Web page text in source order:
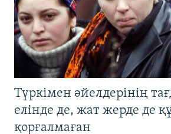
Түркімен әйелдерінің
елінде де, жат жерде де
қорғалмаған